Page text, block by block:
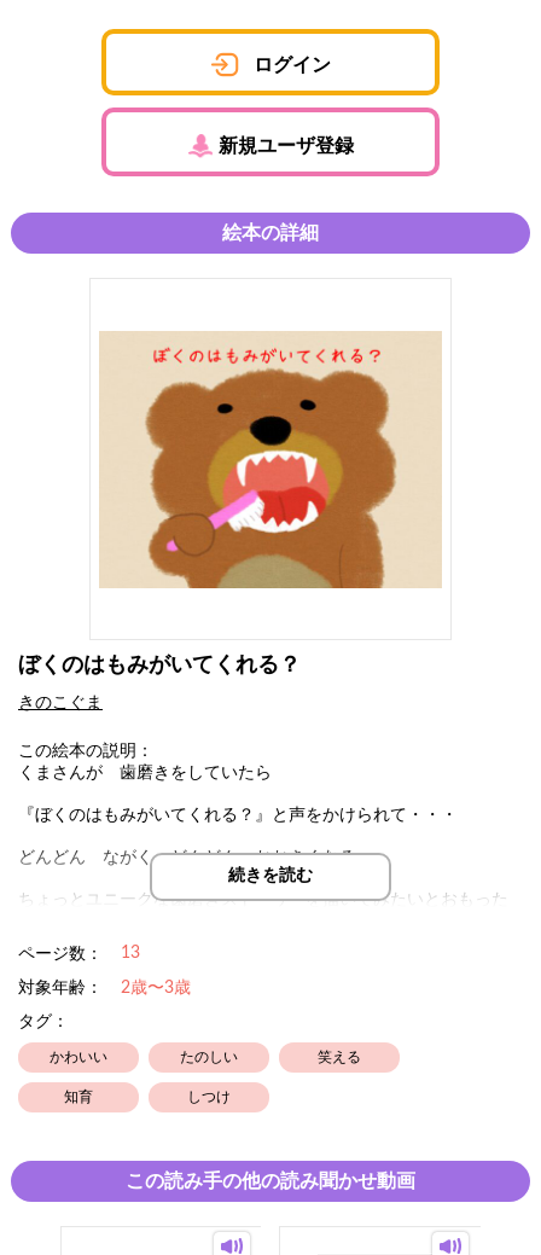
ログイン
新規ユーザ登録
絵本の詳細
ぼくのはもみがいてくれる？
きのこぐま
この絵本の説明：
くまさんが 歯磨きをしていたら
『ぼくのはもみがいてくれる？』と声をかけられて・・・
どんどん ながく どんどん おおきくなる
ちょっとユニークな歯磨きストーリーを描いてみたいとおもった
続きを読む
ページ数： 13
対象年齢：
2歳〜3歳
タグ：
かわいい たのしい 笑える
知育 しつけ
この読み手の他の読み聞かせ動画